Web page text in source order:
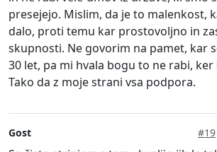
presejejo. Mislim, da je to malenkost,
dalo, proti temu kar prostovoljno in
skupnosti. Ne govorim na pamet, kar
30 let, pa mi hvala bogu to ne rabi,
Tako da z moje strani vsa podpora.
Gost #19